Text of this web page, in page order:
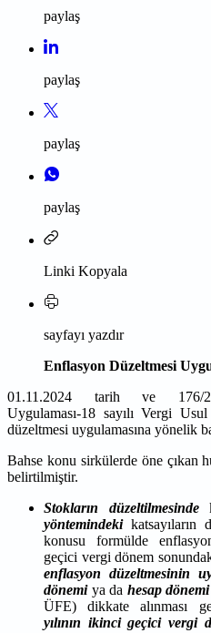
paylaş
paylaş
paylaş
paylaş
Linki Kopyala
sayfayı yazdır
Enflasyon Düzeltmesi
01.11.2024 tarih ve 176/
Uygulaması-18 sayılı Vergi
düzeltmesi uygulamasına yönelik
Bahse konu sirkülerde öne çıkan
belirtilmiştir.
Stokların düzeltilmesinde
yöntemindekikatsayıların
konusu formülde
geçici vergi dönem
enflasyon düzeltmesinin
dönemiya da hesap
ÜFE) dikkate alınması
yılının ikinci geçici vergi